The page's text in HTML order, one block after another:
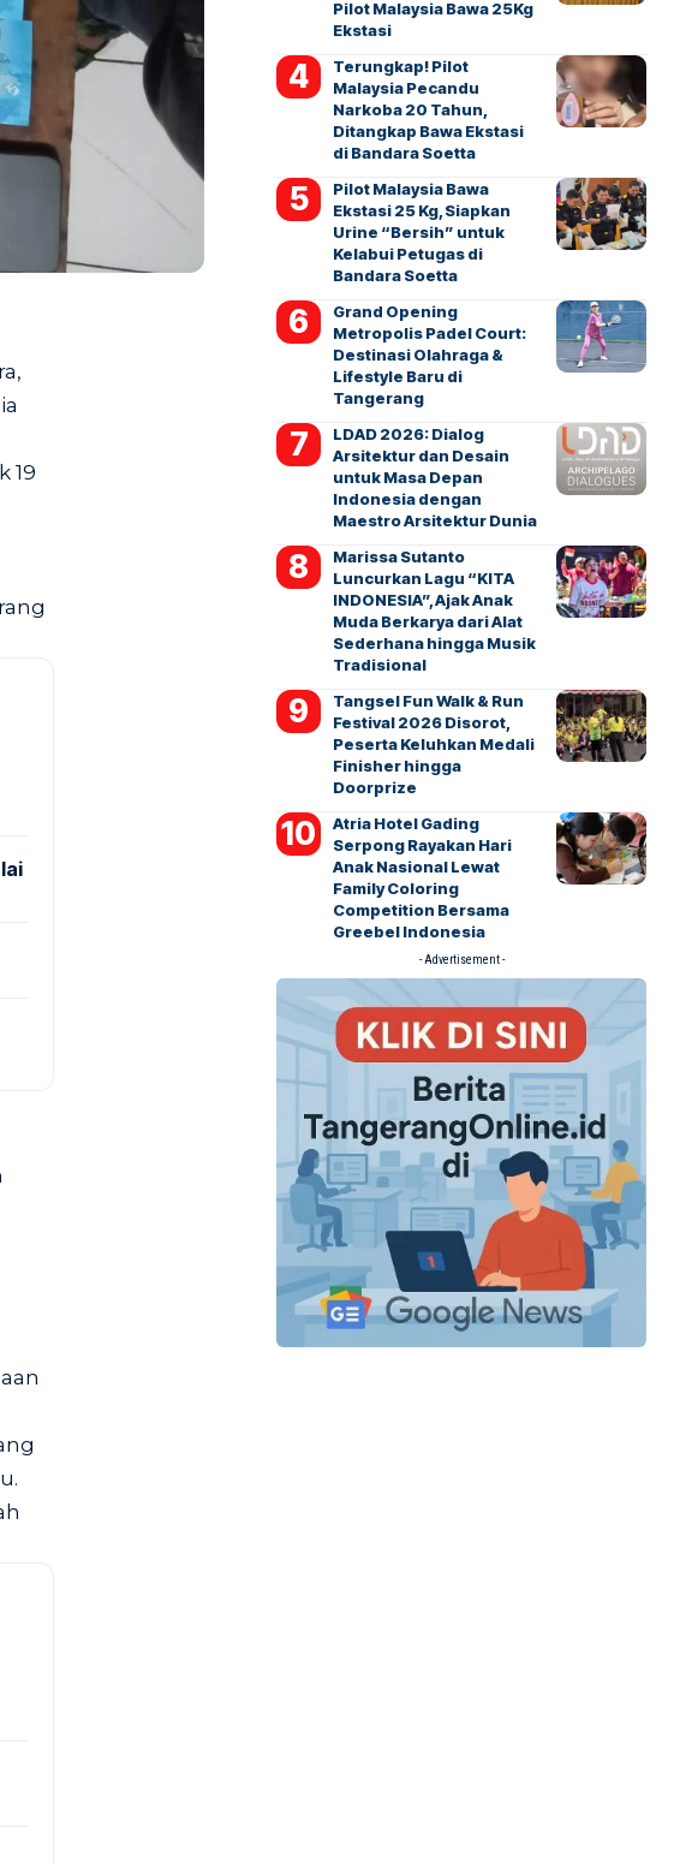
19
Pilot Malaysia Bawa 25Kg
Ekstasi
Terungkap! Pilot
Malaysia Pecandu
Narkoba 20 Tahun,
Ditangkap Bawa Ekstasi
di Bandara Soetta
Pilot Malaysia Bawa
Ekstasi 25 Kg, Siapkan
Urine “Bersih” untuk
Kelabui Petugas di
Bandara Soetta
Grand Opening
Metropolis Padel Court:
Destinasi Olahraga &
Lifestyle Baru di
Tangerang
LDAD 2026: Dialog
Arsitektur dan Desain
untuk Masa Depan
Indonesia dengan
Maestro Arsitektur Dunia
Marissa Sutanto
Luncurkan Lagu “KITA
INDONESIA”, Ajak Anak
Muda Berkarya dari Alat
Sederhana hingga Musik
Tradisional
Tangsel Fun Walk & Run
Festival 2026 Disorot,
Peserta Keluhkan Medali
Finisher hingga
Doorprize
Atria Hotel Gading
Serpong Rayakan Hari
Anak Nasional Lewat
Family Coloring
Competition Bersama
Greebel Indonesia
- Advertisement -